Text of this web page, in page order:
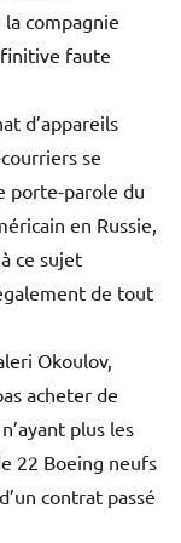
compagnie
faute
d’appareils
se
porte-parole du
en Russie,
ce sujet
de tout
Okoulov,
acheter de
plus les
22 Boeing neufs
contrat passé